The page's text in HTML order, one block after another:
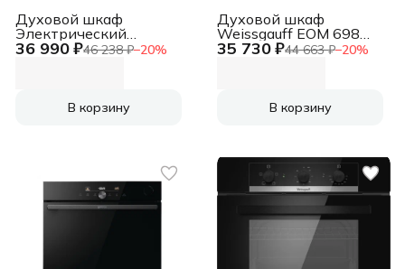
36 990 ₽46 238 ₽−20%
Духовой шкаф
Электрический
Maunfeld FEOF7871S
В корзину
35 730 ₽44 663 ₽−20%
Духовой шкаф
Weissgauff EOM 698
PDB Telescopic and
В корзину